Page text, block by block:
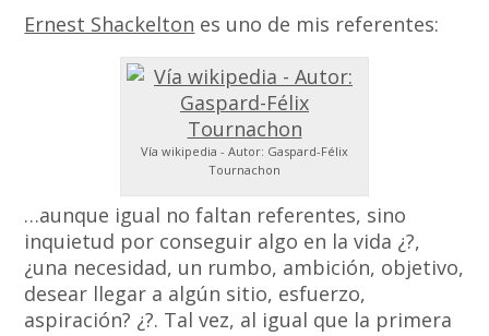
Ernest Shackelton es uno de mis referentes:
Vía wikipedia - Autor: Gaspard-Félix
Tournachon
…aunque igual no faltan referentes, sino
inquietud por conseguir algo en la vida ¿?,
¿una necesidad, un rumbo, ambición, objetivo,
desear llegar a algún sitio, esfuerzo,
aspiración? ¿?. Tal vez, al igual que la primera